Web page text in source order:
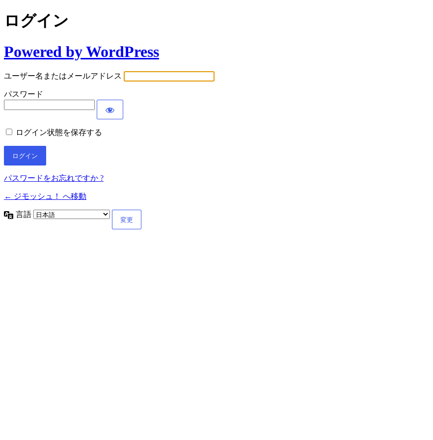
ログイン
Powered by WordPress
ユーザー名またはメールアドレス
パスワード
ログイン状態を保存する
パスワードをお忘れですか ?
← ジモッシュ！ へ移動
言語